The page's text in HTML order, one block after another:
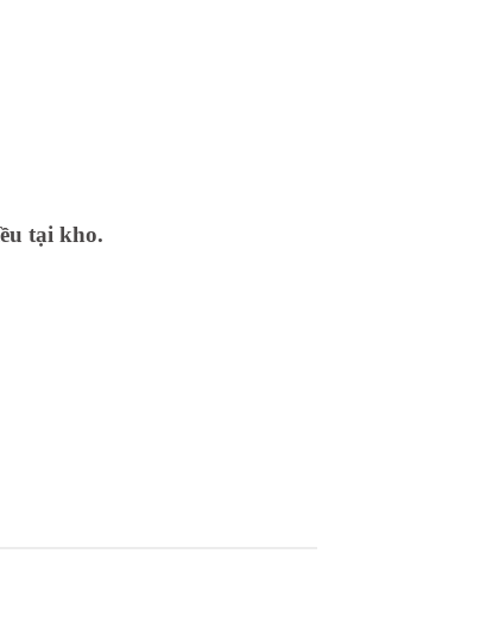
tại kho.